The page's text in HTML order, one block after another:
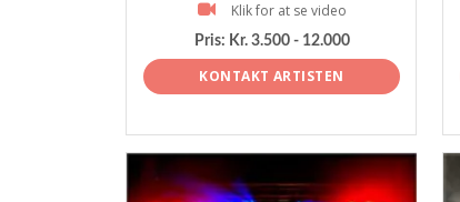
Klik for at se video
Pris: Kr. 3.500 - 12.000
KONTAKT ARTISTEN